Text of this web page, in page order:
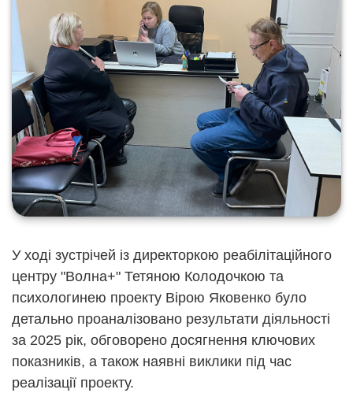
У ході зустрічей із директоркою реабілітаційного
центру "Волна+" Тетяною Колодочкою та
психологинею проекту Вірою Яковенко було
детально проаналізовано результати діяльності
за 2025 рік, обговорено досягнення ключових
показників, а також наявні виклики під час
реалізації проекту.